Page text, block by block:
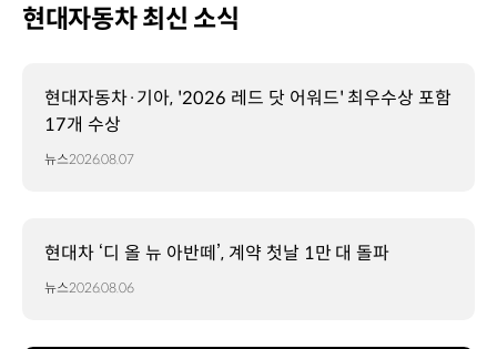
현대자동차 최신 소식
현대자동차·기아, '2026 레드 닷 어워드' 최우수상 포함
17개 수상
뉴스2026.08.07
현대차 ‘디 올 뉴 아반떼’, 계약 첫날 1만 대 돌파
뉴스2026.08.06